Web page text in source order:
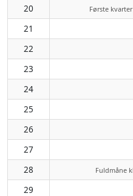
20 Første
21
22
23
24
25
26
27
28
Fuldmåne
29